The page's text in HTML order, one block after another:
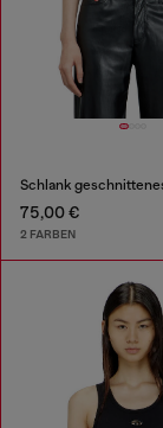
75,00 €
2 FARBEN